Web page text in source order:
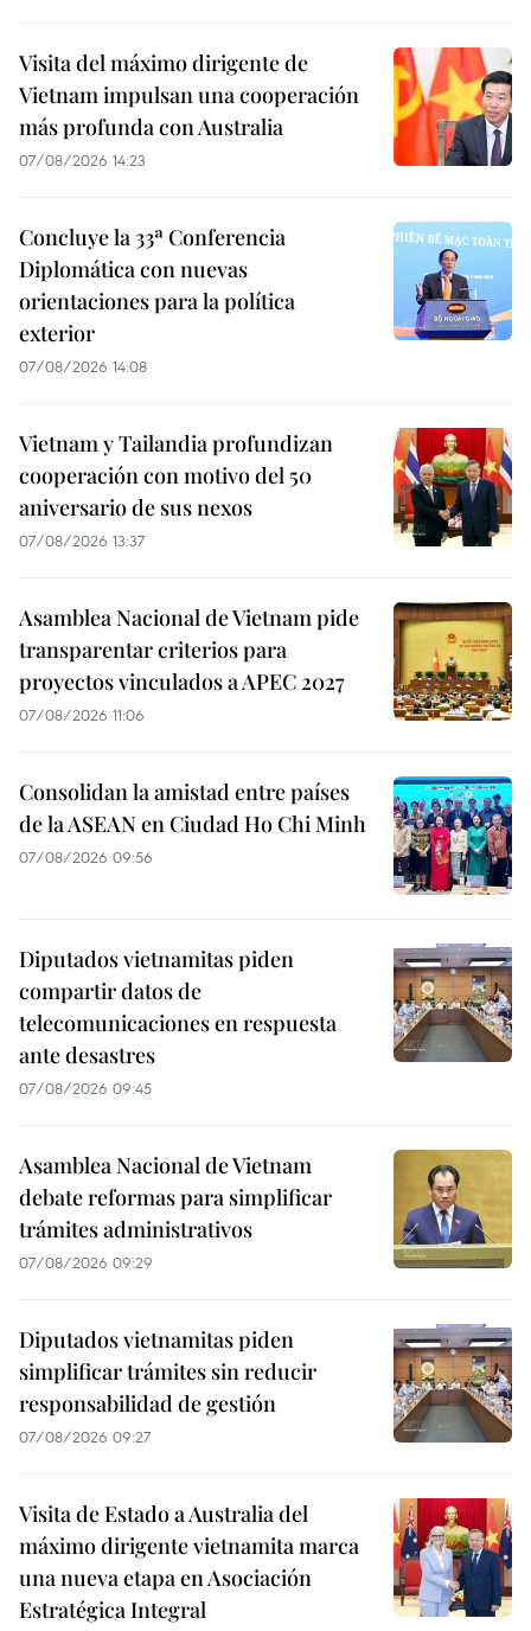
Visita del máximo dirigente de
Vietnam impulsan una cooperación
más profunda con Australia
07/08/2026 14:23
Concluye la 33ª Conferencia
Diplomática con nuevas
orientaciones para la política
exterior
07/08/2026 14:08
Vietnam y Tailandia profundizan
cooperación con motivo del 50
aniversario de sus nexos
07/08/2026 13:37
Asamblea Nacional de Vietnam pide
transparentar criterios para
proyectos vinculados a APEC 2027
07/08/2026 11:06
Consolidan la amistad entre países
de la ASEAN en Ciudad Ho Chi Minh
07/08/2026 09:56
Diputados vietnamitas piden
compartir datos de
telecomunicaciones en respuesta
ante desastres
07/08/2026 09:45
Asamblea Nacional de Vietnam
debate reformas para simplificar
trámites administrativos
07/08/2026 09:29
Diputados vietnamitas piden
simplificar trámites sin reducir
responsabilidad de gestión
07/08/2026 09:27
Visita de Estado a Australia del
máximo dirigente vietnamita marca
una nueva etapa en Asociación
Estratégica Integral